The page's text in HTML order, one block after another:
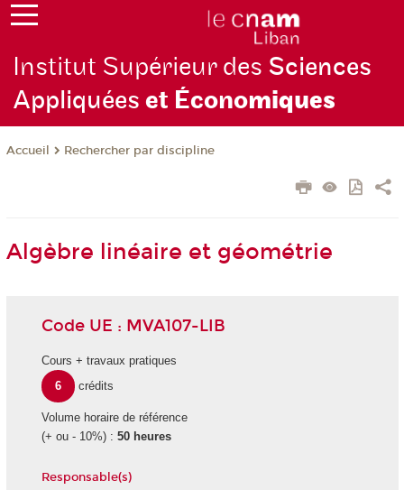
Institut Supérieur des Sciences
Appliquéeset Économiques
Accueil Rechercher par discipline
Algèbre linéaire et géométrie
Code UE : MVA107-LIB
Cours + travaux pratiques
6
crédits
Volume horaire de référence
(+ ou - 10%) : 50 heures
Responsable(s)